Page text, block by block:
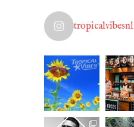
tropicalvibesnl